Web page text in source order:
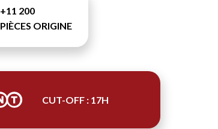
+11 200
PIÈCES ORIGINE
CUT-OFF : 17H